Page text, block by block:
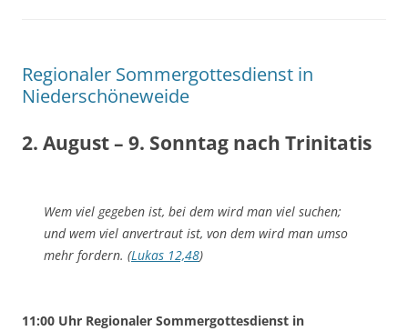
Regionaler Sommergottesdienst in
Niederschöneweide
2. August – 9. Sonntag nach Trinitatis
Wem viel gegeben ist, bei dem wird man viel suchen;
und wem viel anvertraut ist, von dem wird man umso
mehr fordern. (Lukas 12,48)
11:00 Uhr Regionaler Sommergottesdienst in